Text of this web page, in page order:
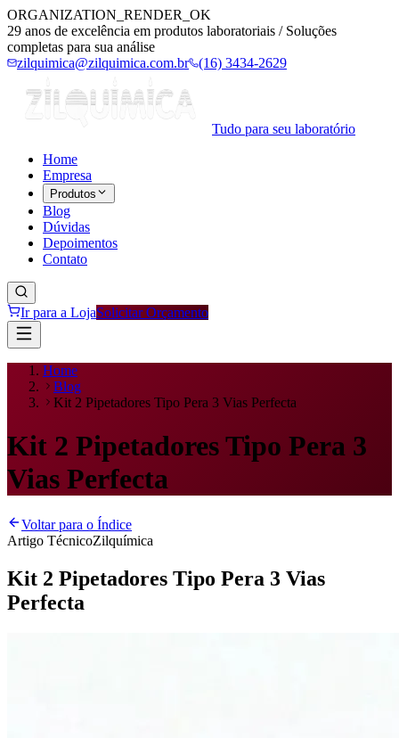
ORGANIZATION_RENDER_OK
29 anos de excelência em produtos laboratoriais / Soluções
completas para sua análise
zilquimica@zilquimica.com.br
(16) 3434-2629
Tudo para seu laboratório
Home
Empresa
Produtos
Blog
Dúvidas
Depoimentos
Contato
Ir para a LojaSolicitar Orçamento
Home
Blog
Kit 2 Pipetadores Tipo Pera 3 Vias Perfecta
Kit 2 Pipetadores Tipo Pera 3
Vias Perfecta
Voltar para o Índice
Artigo TécnicoZilquímica
Kit 2 Pipetadores Tipo Pera 3 Vias
Perfecta